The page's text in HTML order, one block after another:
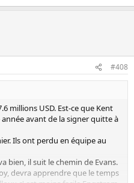
#408
millions USD. Est-ce que Kent
avant de la signer quitte à
Ils ont perdu en équipe au
bien, il suit le chemin de Evans.
devra apprendre que le temps